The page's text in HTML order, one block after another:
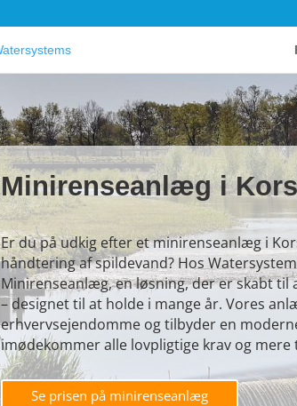
Minirenseanlæg i
Er du på udkig efter et minirenseanlæg i
håndtering af spildevand? Hos
Minirenseanlæg, en løsning, der er skabt til
– designet til at holde i mange år. Vores
erhvervsejendomme og tilbyder en
imødekommer alle lovpligtige krav og mere
Se prisen på minirenseanlæg